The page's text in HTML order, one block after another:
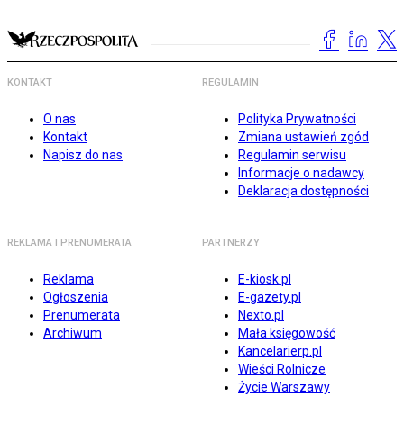
KONTAKT
O nas
Kontakt
Napisz do nas
REGULAMIN
Polityka Prywatności
Zmiana ustawień zgód
Regulamin serwisu
Informacje o nadawcy
Deklaracja dostępności
REKLAMA I PRENUMERATA
Reklama
Ogłoszenia
Prenumerata
Archiwum
PARTNERZY
E-kiosk.pl
E-gazety.pl
Nexto.pl
Mała księgowość
Kancelarierp.pl
Wieści Rolnicze
Życie Warszawy